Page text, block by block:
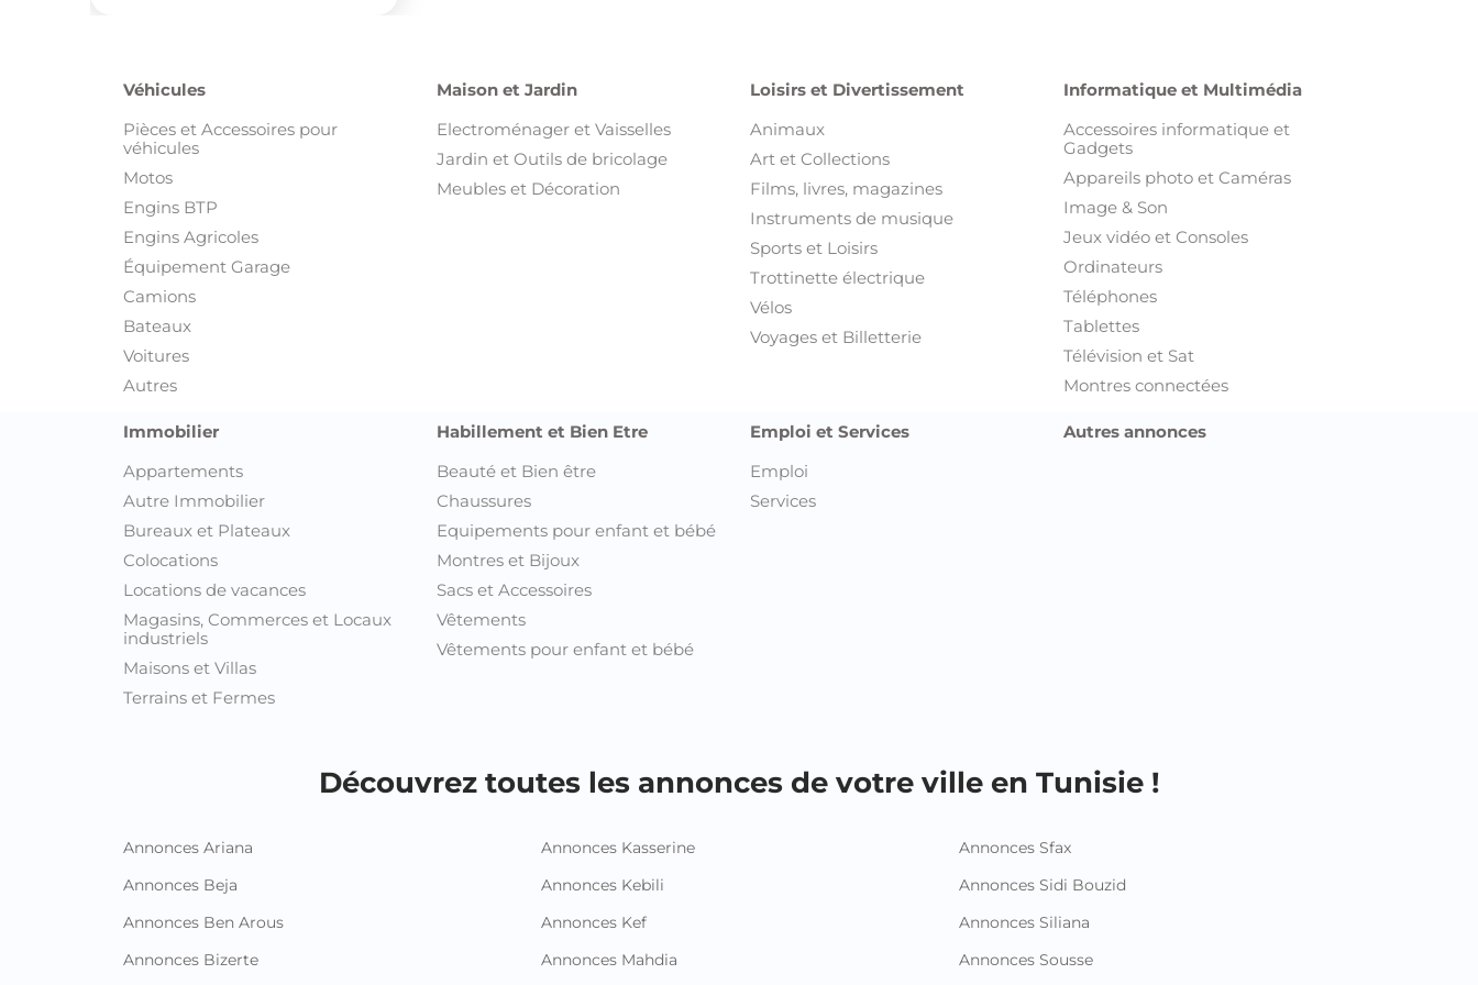
Véhicules
Pièces et Accessoires pour
véhicules
Motos
Engins BTP
Engins Agricoles
Équipement Garage
Camions
Bateaux
Voitures
Autres
Maison et Jardin
Electroménager et Vaisselles
Jardin et Outils de bricolage
Meubles et Décoration
Loisirs et Divertissement
Animaux
Art et Collections
Films, livres, magazines
Instruments de musique
Sports et Loisirs
Trottinette électrique
Vélos
Voyages et Billetterie
Informatique et Multimédia
Accessoires informatique et
Gadgets
Appareils photo et Caméras
Image & Son
Jeux vidéo et Consoles
Ordinateurs
Téléphones
Tablettes
Télévision et Sat
Montres connectées
Immobilier
Appartements
Autre Immobilier
Bureaux et Plateaux
Colocations
Locations de vacances
Magasins, Commerces et Locaux
industriels
Maisons et Villas
Terrains et Fermes
Habillement et Bien Etre
Beauté et Bien être
Chaussures
Equipements pour enfant et bébé
Montres et Bijoux
Sacs et Accessoires
Vêtements
Vêtements pour enfant et bébé
Emploi et Services
Emploi
Services
Autres annonces
Découvrez toutes les annonces de votre ville en Tunisie !
Annonces Ariana
Annonces Beja
Annonces Ben Arous
Annonces Bizerte
Annonces Kasserine
Annonces Kebili
Annonces Kef
Annonces Mahdia
Annonces Sfax
Annonces Sidi Bouzid
Annonces Siliana
Annonces Sousse